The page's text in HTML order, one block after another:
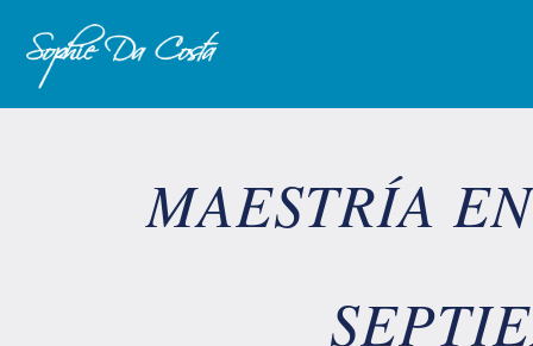
MAESTRÍA